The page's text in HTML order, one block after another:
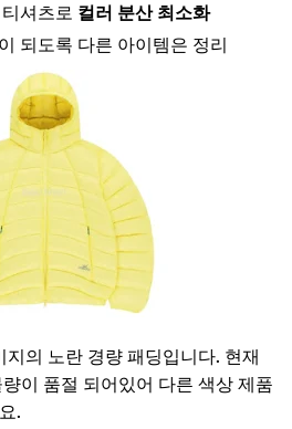
셔츠로 컬러 분산 최소화
되도록 다른 아이템은 정리
의 노란 경량 패딩입니다. 현재
이 품절 되어있어 다른 색상 제품
.